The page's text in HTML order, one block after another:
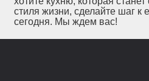
стиля жизни, сделайте шаг к
сегодня. Мы ждем вас!